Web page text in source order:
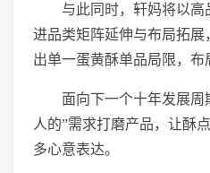
与此同时，轩妈将以
进品类矩阵延伸与布局拓
出单一蛋黄酥单品局限，布
面向下一个十年发展周
人的”需求打磨产品，让酥
多心意表达。